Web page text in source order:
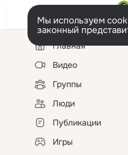
Мы используем
законный
Левая
колонкаГлавная
Видео
Группы
Люди
Публикации
Игры